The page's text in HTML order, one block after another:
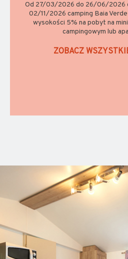
Umowa od 27.03.2026 do
do 06.07.2026 i od 07.09.2026 do
cena lub procentowa zniżka za
jeziorem, opłata klimatyzacyjna